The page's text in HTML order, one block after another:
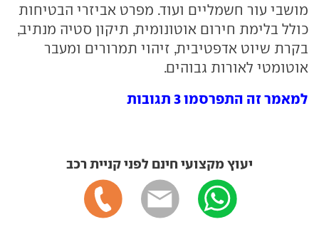
מושבי עור חשמליים ועוד. מפרט אביזרי הבטיחות
כולל בלימת חירום אוטונומית, תיקון סטיה מנתיב,
בקרת שיוט אדפטיבית, זיהוי תמרורים ומעבר
אוטומטי לאורות גבוהים.
למאמר זה התפרסמו 3 תגובות
יעוץ מקצועי חינם לפני קניית רכב